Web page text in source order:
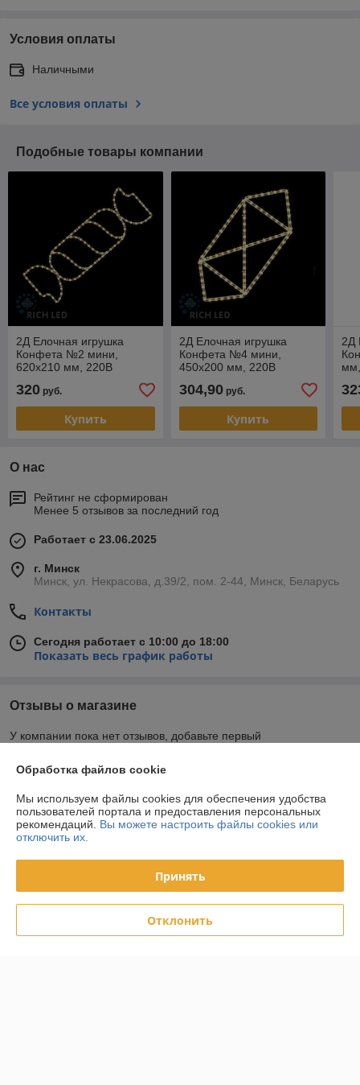
Условия оплаты
Наличными
Все условия оплаты
Подобные товары компании
2Д Елочная игрушка
Конфета №2 мини,
620х210 мм, 220В
320 руб.
Купить
2Д Елочная игрушка
Конфета №4 мини,
450х200 мм, 220В
304,90руб.
Купить
2Д
О нас
Рейтинг не сформирован
Менее 5 отзывов за последний год
Работает с 23.06.2025
г. Минск
Минск, ул. Некрасова, д.39/2, пом. 2-44, Минск, Беларусь
Контакты
Сегодня работает с 10:00 до 18:00
Показать весь график работы
Отзывы о магазине
У компании пока нет отзывов, добавьте первый
Контакты
Доставка и оплата
График работы
Полная версия сайта
Обработка файлов cookie
Мы используем файлы cookies для обеспечения удобства
пользователей портала и предоставления персональных
рекомендаций. Вы можете настроить файлы cookies или
отключить их.
Принять
Отклонить